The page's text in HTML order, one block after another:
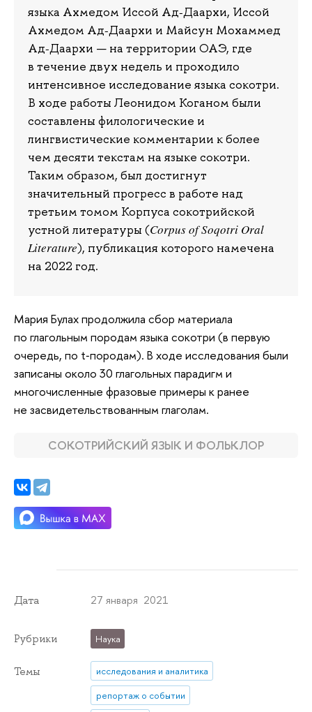
языка Ахмедом Иссой Ад‑Даархи, Иссой
Ахмедом Ад‑Даархи и Майсун Мохаммед
Ад‑Даархи — на территории ОАЭ, где
в течение двух недель и проходило
интенсивное исследование языка сокотри.
В ходе работы Леонидом Коганом были
составлены филологические и
лингвистические комментарии к более
чем десяти текстам на языке сокотри.
Таким образом, был достигнут
значительный прогресс в работе над
третьим томом Корпуса сокотрийской
устной литературы (Corpus of Soqotri Oral
Literature), публикация которого намечена
на 2022 год.
Мария Булах продолжила сбор материала
по глагольным породам языка сокотри (в первую
очередь, по t‑породам). В ходе исследования были
записаны около 30 глагольных парадигм и
многочисленные фразовые примеры к ранее
не засвидетельствованным глаголам.
СОКОТРИЙСКИЙ ЯЗЫК И ФОЛЬКЛОР
Дата 27 января 2021
Рубрики Наука
Темы
исследования и аналитика
репортаж о событии